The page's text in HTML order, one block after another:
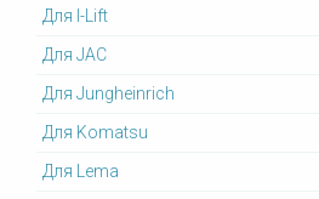
Для I-Lift
Для JAC
Для Jungheinrich
Для Komatsu
Для Lema